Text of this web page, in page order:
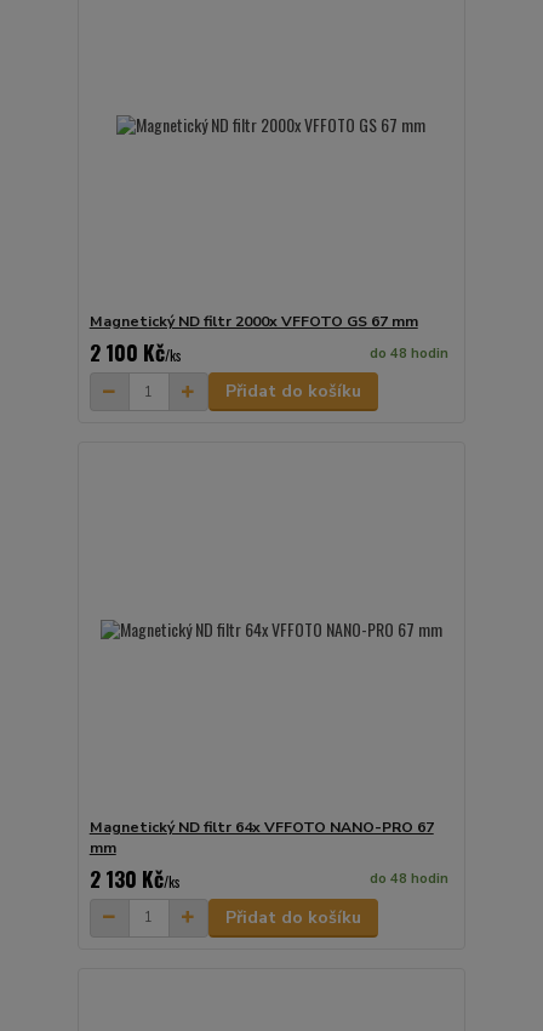
Magnetický ND filtr 2000x VFFOTO GS 67 mm
2 100 Kč/ks do 48 hodin
Přidat do košíku
Magnetický ND filtr 64x VFFOTO NANO-PRO 67
mm
2 130 Kč/ks do 48 hodin
Přidat do košíku